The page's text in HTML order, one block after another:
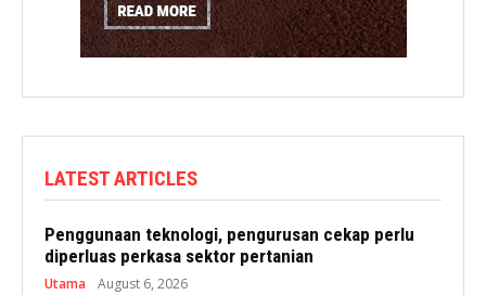
LATEST ARTICLES
Penggunaan teknologi, pengurusan cekap perlu
diperluas perkasa sektor pertanian
Utama August 6, 2026